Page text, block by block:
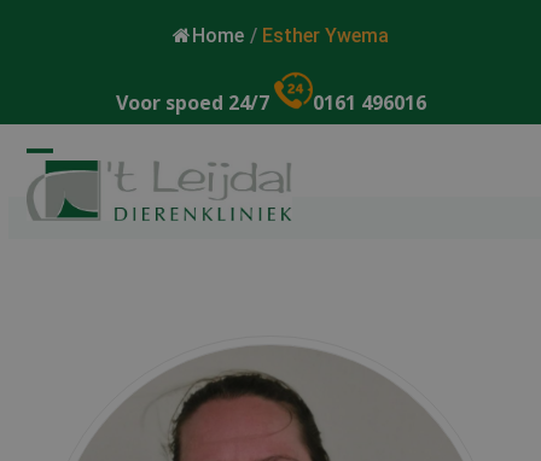
Home / Esther Ywema
Voor spoed 24/7 0161 496016
Open
mobile
Close
mobile